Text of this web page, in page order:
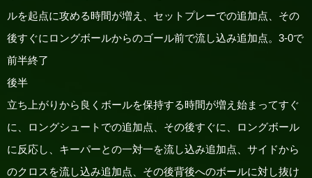
ルを起点に攻める時間が増え、セットプレーでの追加点、その
後すぐにロングボールからのゴール前で流し込み追加点。3-0で
前半終了
後半
立ち上がりから良くボールを保持する時間が増え始まってすぐ
に、ロングシュートでの追加点、その後すぐに、ロングボール
に反応し、キーパーとの一対一を流し込み追加点、サイドから
のクロスを流し込み追加点、その後背後へのボールに対し抜け